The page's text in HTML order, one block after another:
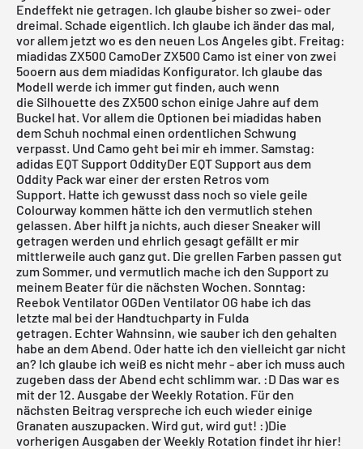
Endeffekt nie getragen. Ich glaube bisher so zwei- oder
dreimal. Schade eigentlich. Ich glaube ich änder das mal,
vor allem jetzt wo es den neuen Los Angeles gibt. Freitag:
miadidas ZX500 CamoDer ZX500 Camo ist einer von zwei
5ooern aus dem miadidas Konfigurator. Ich glaube das
Modell werde ich immer gut finden, auch wenn
die Silhouette des ZX500 schon einige Jahre auf dem
Buckel hat. Vor allem die Optionen bei miadidas haben
dem Schuh nochmal einen ordentlichen Schwung
verpasst. Und Camo geht bei mir eh immer. Samstag:
adidas EQT Support OddityDer EQT Support aus dem
Oddity Packwar einer der ersten Retros vom
Support. Hatte ich gewusst dass noch so viele geile
Colourway kommen hätte ich den vermutlich stehen
gelassen. Aber hilft ja nichts, auch dieser Sneaker will
getragen werden und ehrlich gesagt gefällt er mir
mittlerweile auch ganz gut. Die grellen Farben passen gut
zum Sommer, und vermutlich mache ich den Supportzu
meinem Beater für die nächsten Wochen. Sonntag:
Reebok Ventilator OGDen Ventilator OG habe ich das
letzte mal bei der Handtuchparty in Fulda
getragen. Echter Wahnsinn, wie sauber ich den gehalten
habe an dem Abend. Oder hatte ich den vielleicht gar nicht
an? Ich glaube ich weiß es nicht mehr - aber ich muss auch
zugeben dass der Abend echt schlimm war. :D Das war es
mit der 12. Ausgabe der Weekly Rotation. Für den
nächsten Beitrag verspreche ich euch wieder einige
Granaten auszupacken. Wird gut, wird gut! :)Die
vorherigen Ausgaben der Weekly Rotation findet ihr hier!